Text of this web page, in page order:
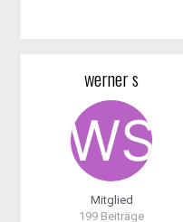
werner s
Mitglied
199 Beiträge